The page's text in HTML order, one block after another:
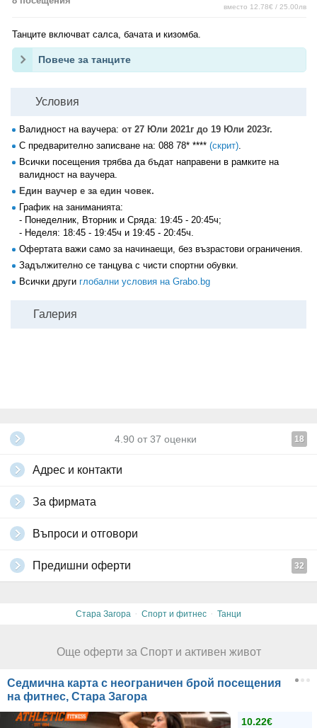
вместо 12.78€ / 25.00лв
Танците включват салса, бачата и кизомба.
Повече за танците
Условия
Валидност на ваучера: от 27 Юли 2021г до 19 Юли 2023г.
С предварително записване на: 088 78* **** (скрит).
Всички посещения трябва да бъдат направени в рамките на
валидност на ваучера.
Един ваучер е за един човек.
График на заниманията:
- Понеделник, Вторник и Сряда: 19:45 - 20:45ч;
- Неделя: 18:45 - 19:45ч и 19:45 - 20:45ч.
Офертата важи само за начинаещи, без възрастови ограничения.
Задължително се танцува с чисти спортни обувки.
Всички други глобални условия на Grabo.bg
Галерия
4.90 от 37 оценки 18
Адрес и контакти
За фирмата
Въпроси и отговори
Предишни оферти 32
Стара Загора · Спорт и фитнес · Танци
Още оферти за Спорт и активен живот
Седмична карта с неограничен брой посещения
на фитнес, Стара Загора
10.22€